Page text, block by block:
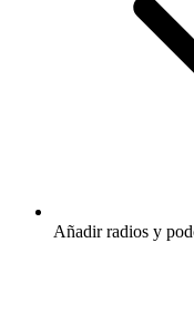
Añadir radios y